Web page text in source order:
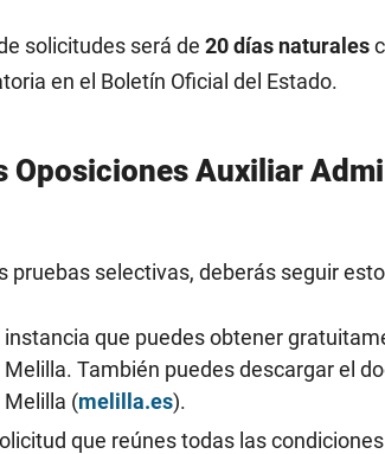
solicitudes será de 20 días naturales
en el Boletín Oficial del Estado.
Oposiciones Auxiliar
pruebas selectivas, deberás seguir
que puedes obtener
También puedes descargar el
Melilla (melilla.es).
que reúnes todas las